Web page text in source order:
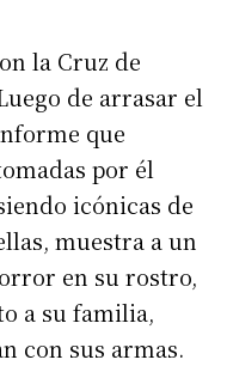
la Cruz de
de arrasar el
que
por él
icónicas de
muestra a un
en su rostro,
a su familia,
con sus armas.